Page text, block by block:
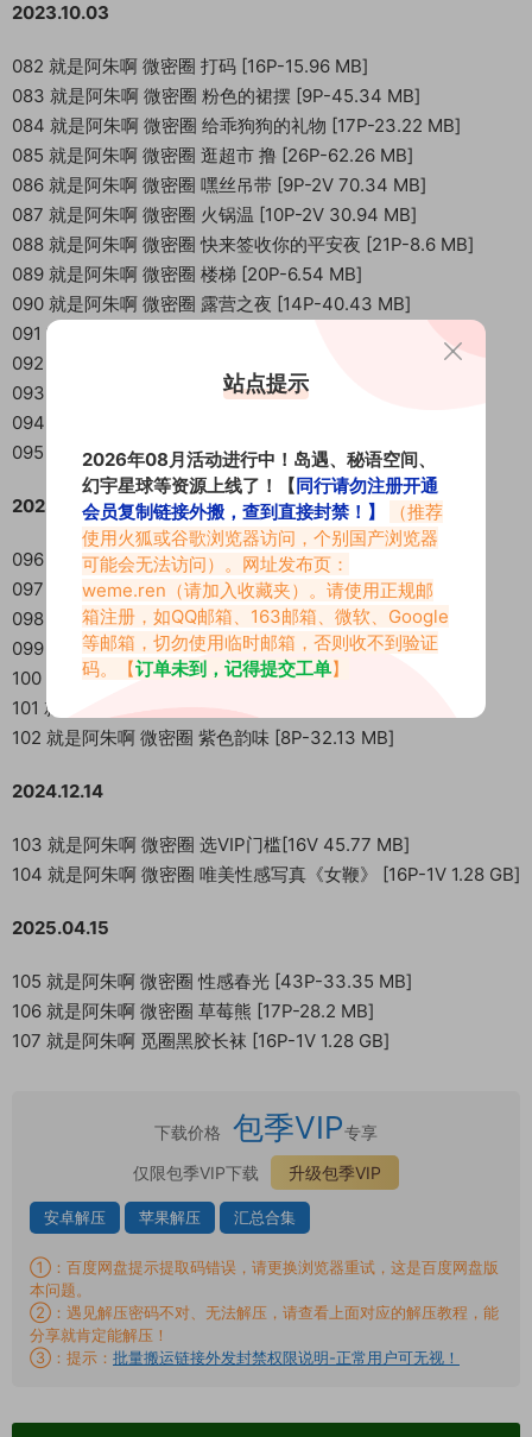
2023.10.03
082 就是阿朱啊 微密圈 打码 [16P-15.96 MB]
083 就是阿朱啊 微密圈 粉色的裙摆 [9P-45.34 MB]
084 就是阿朱啊 微密圈 给乖狗狗的礼物 [17P-23.22 MB]
085 就是阿朱啊 微密圈 逛超市 撸 [26P-62.26 MB]
086 就是阿朱啊 微密圈 嘿丝吊带 [9P-2V 70.34 MB]
087 就是阿朱啊 微密圈 火锅温 [10P-2V 30.94 MB]
088 就是阿朱啊 微密圈 快来签收你的平安夜 [21P-8.6 MB]
089 就是阿朱啊 微密圈 楼梯 [20P-6.54 MB]
090 就是阿朱啊 微密圈 露营之夜 [14P-40.43 MB]
091 就是阿朱啊 微密圈 十月好运 [13P-10.03 MB]
092 就是阿朱啊 微密圈 室外狂欢 [19P-16.18 MB]
093 就是阿朱啊 微密圈 睡在下铺的同学 [15P-15.34 MB]
094 就是阿朱啊 微密圈 午后阳光 [40P-29.83 MB]
095 就是阿朱啊 微密圈 杏感女友 [13P-42.28 MB]
2023.11.08
096 就是阿朱啊 微密圈 车技 [11P-13.18 MB]
097 就是阿朱啊 微密圈 蕾丝旗袍 [14P-15.23 MB]
098 就是阿朱啊 微密圈 迷情兔子 [28P-1V 356.66 MB]
099 就是阿朱啊 微密圈 白色蝴蝶 [9P-5.64 MB]
100 就是阿朱啊 微密圈 洗个头而已[22P-17.36 MB]
101 就是阿朱啊 微密圈 下午茶甜点 [25P-23.75 MB]
102 就是阿朱啊 微密圈 紫色韵味 [8P-32.13 MB]
2024.12.14
103 就是阿朱啊 微密圈 选VIP门槛[16V 45.77 MB]
104 就是阿朱啊 微密圈 唯美性感写真《女鞭》 [16P-1V 1.28 GB]
2025.04.15
105 就是阿朱啊 微密圈 性感春光 [43P-33.35 MB]
106 就是阿朱啊 微密圈 草莓熊 [17P-28.2 MB]
107 就是阿朱啊 觅圈黑胶长袜 [16P-1V 1.28 GB]
下载价格 包季VIP专享
仅限包季VIP下载
升级包季VIP
安卓解压 苹果解压 汇总合集
①：百度网盘提示提取码错误，请更换浏览器重试，这是百度网盘版
本问题。
②：遇见解压密码不对、无法解压，请查看上面对应的解压教程，能
分享就肯定能解压！
③：提示： 批量搬运链接外发封禁权限说明-正常用户可无视！
站点提示
2026年08月活动进行中！岛遇、秘语空间、
幻宇星球等资源上线了！【同行请勿注册开通
会员复制链接外搬，查到直接封禁！】
（推荐
使用火狐或谷歌浏览器访问，个别国产浏览器
可能会无法访问）。网址发布页：
weme.ren （请加入收藏夹）。请使用正规邮
箱注册，如QQ邮箱、163邮箱、微软、Google
等邮箱，切勿使用临时邮箱，否则收不到验证
码。【订单未到，记得提交工单】